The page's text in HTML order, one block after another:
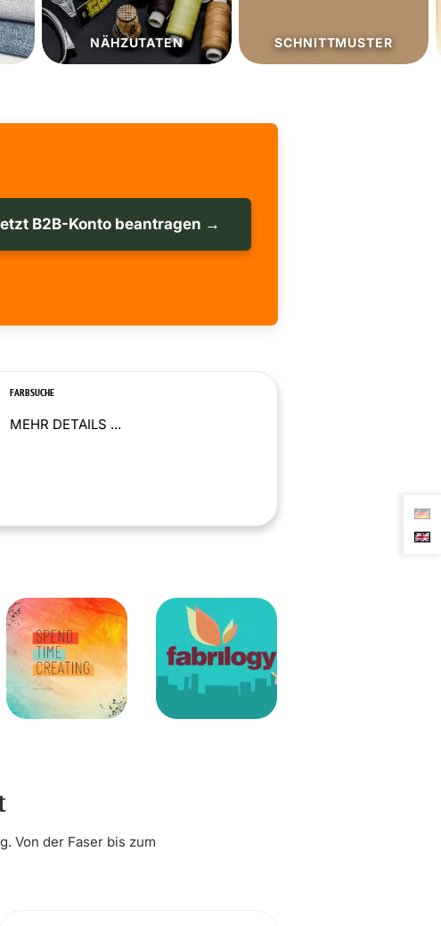
SCHNITTMUSTER SALE%
B2B-Konto beantragen →
FARBSUCHE
MEHR DETAILS ...
Von der Faser bis zum